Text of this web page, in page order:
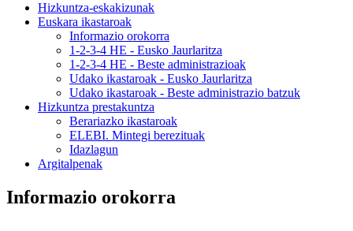
Hizkuntza-eskakizunak
Euskara ikastaroak
Informazio orokorra
1-2-3-4 HE - Eusko Jaurlaritza
1-2-3-4 HE - Beste administrazioak
Udako ikastaroak - Eusko Jaurlaritza
Udako ikastaroak - Beste administrazio batzuk
Hizkuntza prestakuntza
Berariazko ikastaroak
ELEBI. Mintegi berezituak
Idazlagun
Argitalpenak
Informazio orokorra